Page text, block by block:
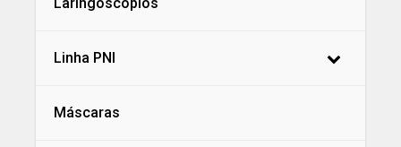
Linha PNI
Máscaras